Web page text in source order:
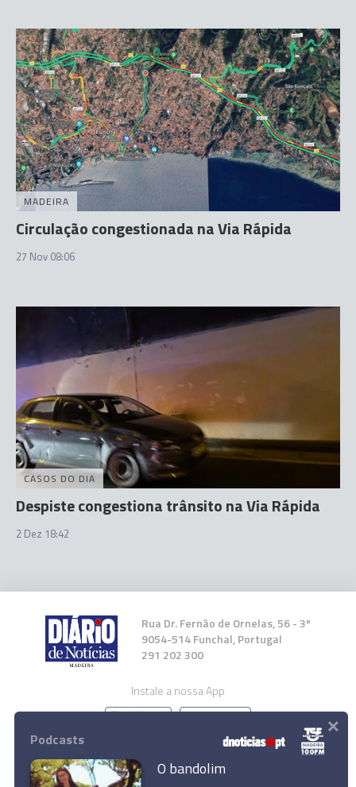
MADEIRA
Circulação congestionada na Via Rápida
27 Nov 08:06
CASOS DO DIA
Despiste congestiona trânsito na Via Rápida
2 Dez 18:42
Rua Dr. Fernão de Ornelas, 56 - 3º
9054-514 Funchal, Portugal
291 202 300
Instale a nossa App
Podcasts
O bandolim
×